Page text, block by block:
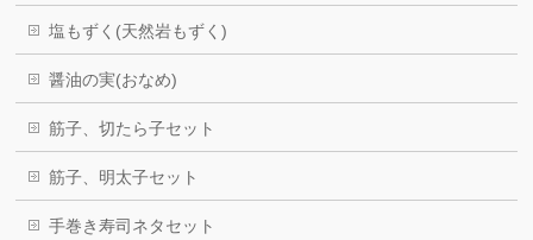
塩もずく(天然岩もずく)
醤油の実(おなめ)
筋子、切たら子セット
筋子、明太子セット
手巻き寿司ネタセット